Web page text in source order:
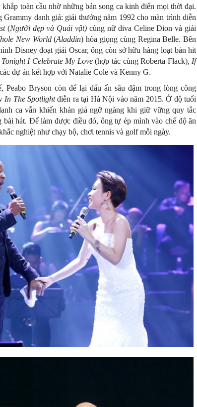
toàn cầu nhờ những bản song ca kinh điển mọi thời đại.
danh giá: giải thưởng năm 1992 cho màn trình diễn
(Người đẹp và Quái vật)cùng nữ diva Celine Dion và giải
New World(Aladdin) hòa giọng cùng Regina Belle. Bên
Disney đoạt giải Oscar, ông còn sở hữu hàng loạt bản hit
Tonight I Celebrate My Love(hợp tác cùng Roberta Flack), If
dự án kết hợp với Natalie Cole và Kenny G.
Peabo Bryson còn để lại dấu ấn sâu đậm trong lòng công
In The Spotlightdiễn ra tại Hà Nội vào năm 2015. Ở độ tuổi
ca vẫn khiến khán giả ngỡ ngàng khi giữ vững quy tắc
bài hát. Để làm được điều đó, ông tự ép mình vào chế độ ăn
nghiệt như chạy bộ, chơi tennis và golf mỗi ngày.